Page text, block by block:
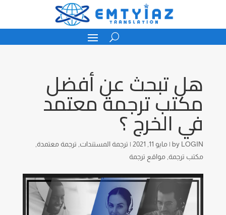
هل تبحث عن أفضل
مكتب ترجمة معتمد
في الخرج ؟
by LOGIN
| مايو 11, 2021 | ترجمة المستندات, ترجمة معتمدة,
مكتب ترجمة, مواقع ترجمة